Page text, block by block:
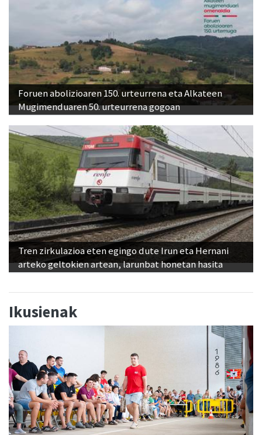
Foruen abolizioaren 150. urteurrena eta Alkateen
Mugimenduaren 50. urteurrena gogoan
Tren zirkulazioa eten egingo dute Irun eta Hernani
arteko geltokien artean, larunbat honetan hasita
Ikusienak